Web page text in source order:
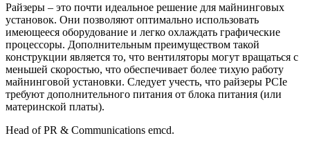
Райзеры – это почти идеальное решение для майнинговых
установок. Они позволяют оптимально использовать
имеющееся оборудование и легко охлаждать графические
процессоры. Дополнительным преимуществом такой
конструкции является то, что вентиляторы могут вращаться с
меньшей скоростью, что обеспечивает более тихую работу
майнинговой установки. Следует учесть, что райзеры PCIe
требуют дополнительного питания от блока питания (или
материнской платы).
Head of PR & Communications emcd.